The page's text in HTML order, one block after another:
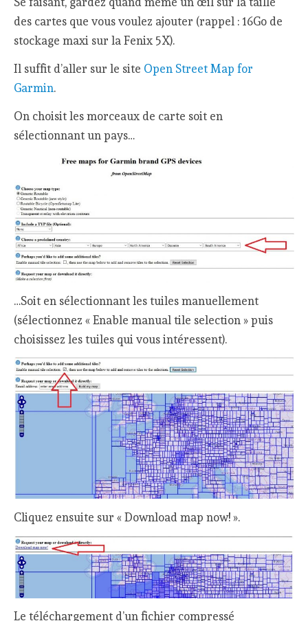
des cartes que vous voulez ajouter (rappel : 16Go de
stockage maxi sur la Fenix 5X).
Il suffit d’aller sur le site Open Street Map for
Garmin.
On choisit les morceaux de carte soit en
sélectionnant un pays…
…Soit en sélectionnant les tuiles manuellement
(sélectionnez « Enable manual tile selection » puis
choisissez les tuiles qui vous intéressent).
Cliquez ensuite sur « Download map now! ».
Le téléchargement d’un fichier compressé